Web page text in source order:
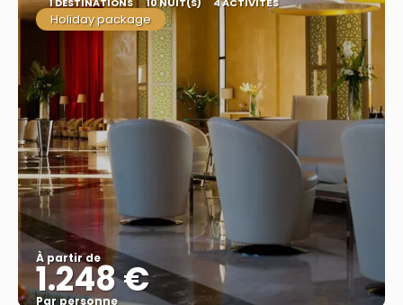
Holiday package
À partir de
1.248 €
Par personne